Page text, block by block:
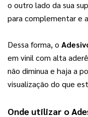
o outro lado da sua
para complementar e
Dessa forma, o
em vinil com alta
não diminua e haja a
visualização do que
Onde utilizar o